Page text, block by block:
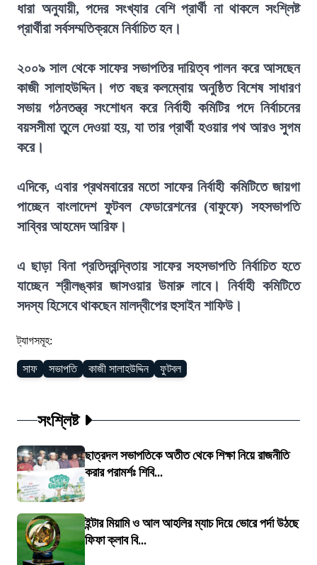
ধারা অনুযায়ী, পদের সংখ্যার বেশি প্রার্থী না থাকলে সংশ্লিষ্ট
প্রার্থীরা সর্বসম্মতিক্রমে নির্বাচিত হন।
২০০৯ সাল থেকে সাফের সভাপতির দায়িত্ব পালন করে আসছেন
কাজী সালাহউদ্দিন। গত বছর কলম্বোয় অনুষ্ঠিত বিশেষ সাধারণ
সভায় গঠনতন্ত্র সংশোধন করে নির্বাহী কমিটির পদে নির্বাচনের
বয়সসীমা তুলে দেওয়া হয়, যা তার প্রার্থী হওয়ার পথ আরও সুগম
করে।
এদিকে, এবার প্রথমবারের মতো সাফের নির্বাহী কমিটিতে জায়গা
পাচ্ছেন বাংলাদেশ ফুটবল ফেডারেশনের (বাফুফে) সহসভাপতি
সাব্বির আহমেদ আরিফ।
এ ছাড়া বিনা প্রতিদ্বন্দ্বিতায় সাফের সহসভাপতি নির্বাচিত হতে
যাচ্ছেন শ্রীলঙ্কার জাসওয়ার উমারু লাবে। নির্বাহী কমিটিতে
সদস্য হিসেবে থাকছেন মালদ্বীপের হুসাইন শাফিউ।
ট্যাগসমূহ:
সাফ সভাপতি কাজী সালাহউদ্দিন ফুটবল
সংশ্লিষ্ট
ছাত্রদল সভাপতিকে অতীত থেকে শিক্ষা নিয়ে রাজনীতি
করার পরামর্শঃ শিবি...
ইন্টার মিয়ামি ও আল আহলির ম্যাচ দিয়ে ভোরে পর্দা উঠছে
ফিফা ক্লাব বি...